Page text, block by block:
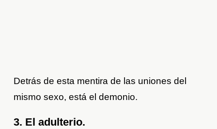
Detrás de esta mentira de las uniones del
mismo sexo, está el demonio.
3. El adulterio.